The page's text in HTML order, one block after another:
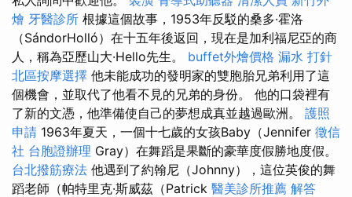
燴 牙醫診所 根據這個故事，1953年反駁的桑多·霍洛
（SándorHolló）在十五年後返回，現在是加利福尼亞的商
人，稱為亞歷山大·Hello先生。 buffet外燴價格 漏水 打針
北區按摩選擇 他未能成功的發明家的雙胞胎兄弟利用了這
個機會，並取代了他看不見的兄弟的身份。 他的口袋裡有
了新的文憑，他準備使自己的夢想成真並越過歐洲。 護照
申請 1963年夏天，一個十七歲的女孩Baby（Jennifer 徵信
社 台胞證辦理 Gray）在舞蹈是果斷的豪華度假勝地度假。
台北撥筋療法 他遇到了約翰尼（Johnny），這位英俊的舞
蹈老師（帕特里克·斯威茲（Patrick 醫美診所推薦 解答